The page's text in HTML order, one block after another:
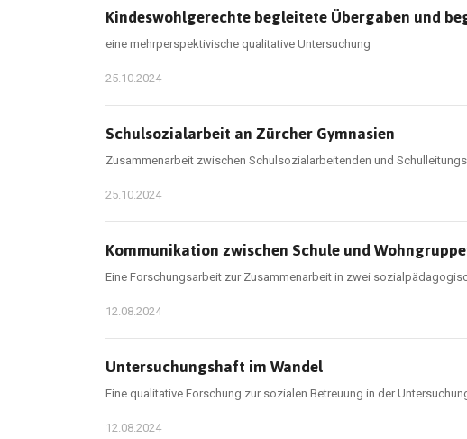
Kindeswohlgerechte begleitete Übergaben und
eine mehrperspektivische qualitative Untersuchung
25.10.2024
Schulsozialarbeit an Zürcher Gymnasien
Zusammenarbeit zwischen Schulsozialarbeitenden und
25.10.2024
Kommunikation zwischen Schule und
Eine Forschungsarbeit zur Zusammenarbeit in zwei
12.08.2024
Untersuchungshaft im Wandel
Eine qualitative Forschung zur sozialen Betreuung in der
12.08.2024